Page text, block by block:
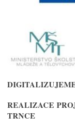
REALIZACE
TRNCE